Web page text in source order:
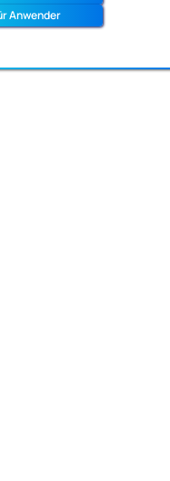
Anwender